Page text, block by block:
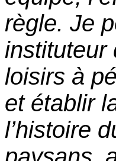
règle. Je
instituteur
loisirs à
et établir
l’histoire